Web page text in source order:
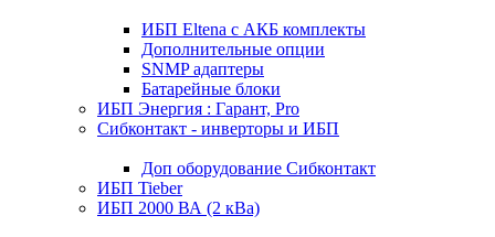
ИБП Eltena с АКБ комплекты
Дополнительные опции
SNMP адаптеры
Батарейные блоки
ИБП Энергия : Гарант, Pro
Сибконтакт - инверторы и ИБП
Доп оборудование Сибконтакт
ИБП Tieber
ИБП 2000 ВА (2 кВа)